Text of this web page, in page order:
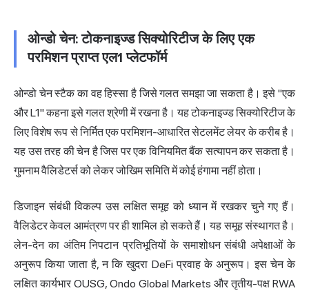
ओन्डो चेन: टोकनाइज्ड सिक्योरिटीज के लिए एक
परमिशन प्राप्त एल1 प्लेटफॉर्म
ओन्डो चेन स्टैक का वह हिस्सा है जिसे गलत समझा जा सकता है। इसे "एक
और L1" कहना इसे गलत श्रेणी में रखना है। यह टोकनाइज्ड सिक्योरिटीज के
लिए विशेष रूप से निर्मित एक परमिशन-आधारित सेटलमेंट लेयर के करीब है।
यह उस तरह की चेन है जिस पर एक विनियमित बैंक सत्यापन कर सकता है।
गुमनाम वैलिडेटर्स को लेकर जोखिम समिति में कोई हंगामा नहीं होता।
डिजाइन संबंधी विकल्प उस लक्षित समूह को ध्यान में रखकर चुने गए हैं।
वैलिडेटर केवल आमंत्रण पर ही शामिल हो सकते हैं। यह समूह संस्थागत है।
लेन-देन का अंतिम निपटान प्रतिभूतियों के समाशोधन संबंधी अपेक्षाओं के
अनुरूप किया जाता है, न कि खुदरा DeFi प्रवाह के अनुरूप। इस चेन के
लक्षित कार्यभार OUSG, Ondo Global Markets और तृतीय-पक्ष RWA